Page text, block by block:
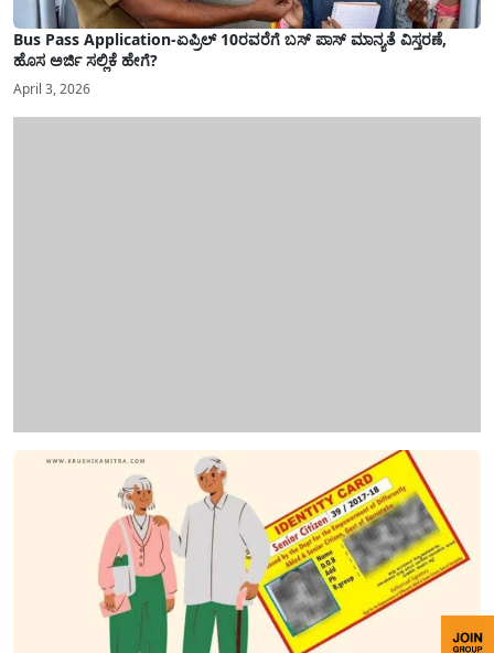
Bus Pass Application-ಏಪ್ರಿಲ್ 10ರವರೆಗೆ ಬಸ್ ಪಾಸ್ ಮಾನ್ಯತೆ ವಿಸ್ತರಣೆ,
ಹೊಸ ಅರ್ಜಿ ಸಲ್ಲಿಕೆ ಹೇಗೆ?
April 3, 2026